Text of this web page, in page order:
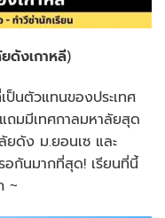
ดังเกาหลี)
นตัวแทนของประเทศ
ถมมีเทศกาลมหาลัยสุด
ยดัง ม.ยอนเซ และ
อกันมากที่สุด! เรียนที่นี้
~